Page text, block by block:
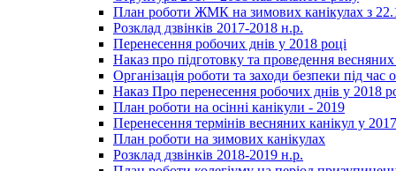
План роботи ЖМК на зимових канікулах з
Розклад дзвінків 2017-2018 н.р.
Перенесення робочих днів у 2018 році
Наказ про підготовку та проведення
Організація роботи та заходи безпеки під час
Наказ Про перенесення робочих днів у 2018
План роботи на осінні канікули - 2019
Перенесення термінів весняних канікул у
План роботи на зимових канікулах
Розклад дзвінків 2018-2019 н.р.